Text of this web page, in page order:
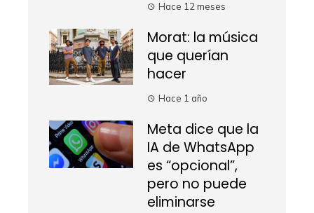
Hace 12 meses
Morat: la música
que querían
hacer
Hace 1 año
Meta dice que la
IA de WhatsApp
es “opcional”,
pero no puede
eliminarse